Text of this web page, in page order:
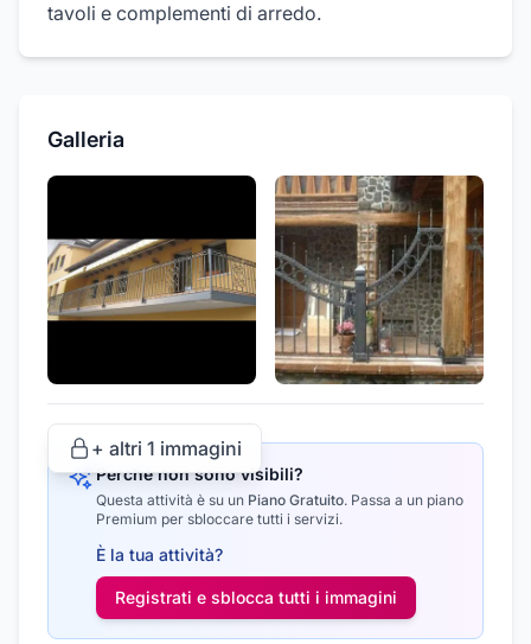
tavoli e complementi di arredo.
Galleria
+ altri 1 immagini
Perché non sono visibili?
Questa attività è su un Piano Gratuito. Passa a un piano
Premium per sbloccare tutti i servizi.
È la tua attività?
Registrati e sblocca tutti i immagini